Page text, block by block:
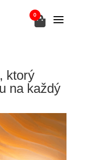
0
ktorý
na každý